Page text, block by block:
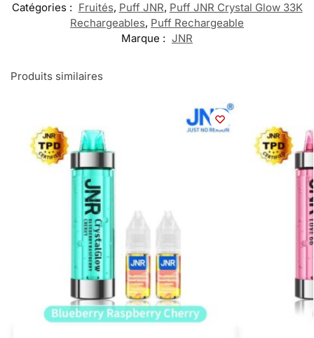
Catégories : Fruités, Puff JNR, Puff JNR Crystal Glow 33K
Rechargeables, Puff Rechargeable
Marque : JNR
Produits similaires